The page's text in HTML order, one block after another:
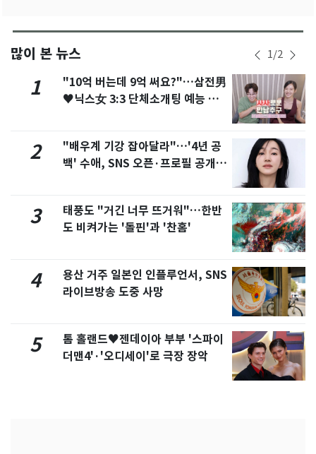
많이 본 뉴스 1/2
1
"10억 버는데 9억 써요?"…삼전男
♥닉스女 3:3 단체소개팅 예능 화
2
"배우계 기강 잡아달라"…'4년 공
백' 수애, SNS 오픈·프로필 공개
3
태풍도 "거긴 너무 뜨거워"…한반
도 비켜가는 '돌핀'과 '찬홈'
4
용산 거주 일본인 인플루언서, SNS
라이브방송 도중 사망
5
톰 홀랜드♥젠데이아 부부 '스파이
더맨4'·'오디세이'로 극장 장악